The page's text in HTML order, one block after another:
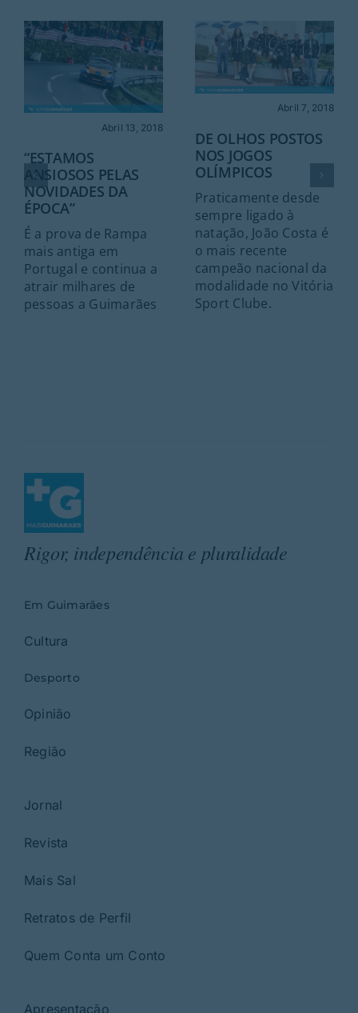
Abril 13, 2018
“ESTAMOS
ANSIOSOS PELAS
NOVIDADES DA
ÉPOCA”
É a prova de Rampa
mais antiga em
Portugal e continua a
atrair milhares de
pessoas a Guimarães
Abril 7, 2018
DE OLHOS POSTOS
NOS JOGOS
OLÍMPICOS
Praticamente desde
sempre ligado à
natação, João Costa é
o mais recente
campeão nacional da
modalidade no Vitória
Sport Clube.
Rigor, independência e pluralidade
Em Guimarães
Cultura
Desporto
Opinião
Região
Jornal
Revista
Mais Sal
Retratos de Perfil
Quem Conta um Conto
Apresentação